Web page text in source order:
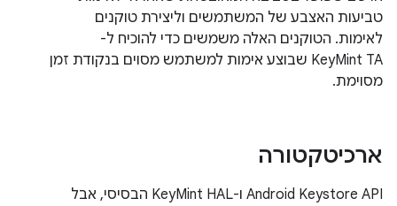
טביעות האצבע של המשתמשים וליצירת טוקנים
לאימות. הטוקנים האלה משמשים כדי להוכיח ל-
KeyMint TA שבוצע אימות למשתמש מסוים בנקודת זמן
מסוימת.
ארכיטקטורה
‫Android Keystore API ו-KeyMint HAL הבסיסי, אבל